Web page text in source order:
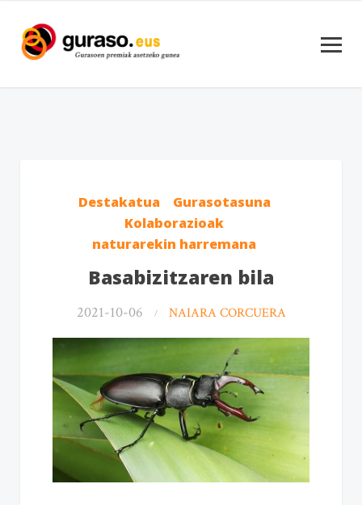
Destakatua
Gurasotasuna
Kolaborazioak
naturarekin harremana
Basabizitzaren bila
2021-10-06 NAIARA CORCUERA